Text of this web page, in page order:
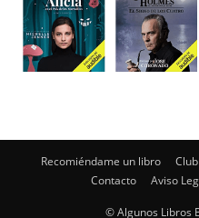
Recomiéndame un libro
Contacto
Aviso
© Algunos Libros